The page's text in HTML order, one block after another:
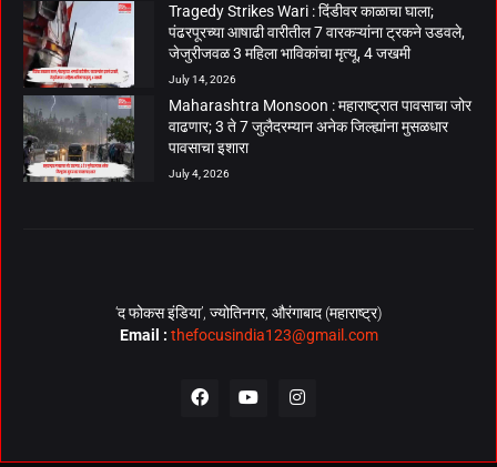
Tragedy Strikes Wari : दिंडीवर काळाचा घाला;
पंढरपूरच्या आषाढी वारीतील 7 वारकऱ्यांना ट्रकने उडवले,
जेजुरीजवळ 3 महिला भाविकांचा मृत्यू, 4 जखमी
July 14, 2026
Maharashtra Monsoon : महाराष्ट्रात पावसाचा जोर
वाढणार; 3 ते 7 जुलैदरम्यान अनेक जिल्ह्यांना मुसळधार
पावसाचा इशारा
July 4, 2026
‘द फोकस इंडिया’, ज्योतिनगर, औरंगाबाद (महाराष्ट्र)
Email : thefocusindia123@gmail.com